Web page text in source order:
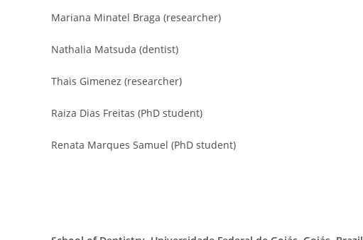
Mariana Minatel Braga (researcher)
Nathalia Matsuda (dentist)
Thais Gimenez (researcher)
Raiza Dias Freitas (PhD student)
Renata Marques Samuel (PhD student)